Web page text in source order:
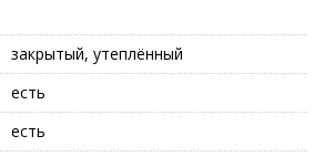
закрытый, утеплённый
есть
есть